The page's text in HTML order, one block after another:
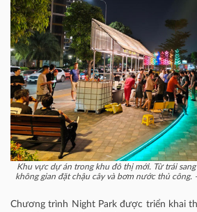
Khu vực dự án trong khu đô thị mới. Từ trái
không gian đặt chậu cây và bơm nước thủ công.
Chương trình Night Park được triển khai